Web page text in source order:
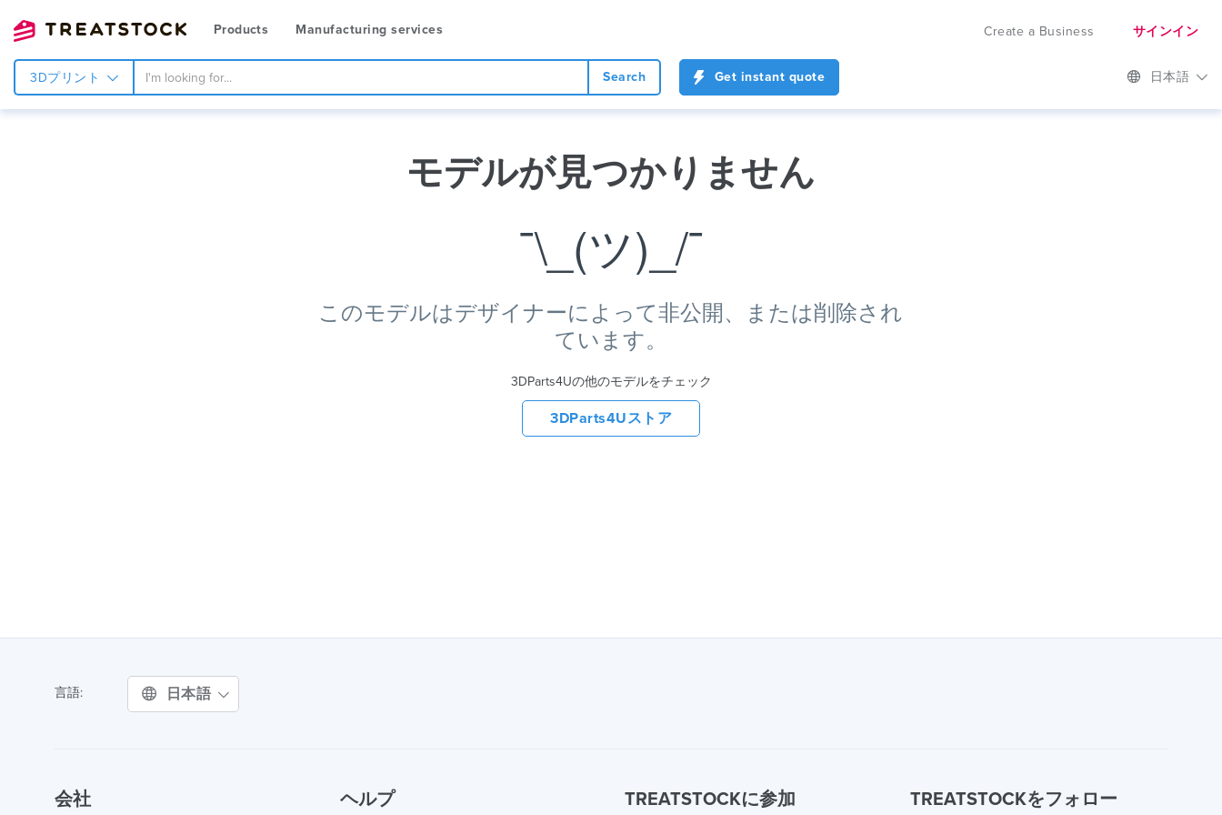
Products Manufacturing services Create a Business サインイン
3Dプリント Search Get instant quote 日本語
モデルが見つかりません
¯\_(ツ)_/¯
このモデルはデザイナーによって非公開、または削除され
ています。
3DParts4Uの他のモデルをチェック
3DParts4Uストア
言語: 日本語
会社 ヘルプ TREATSTOCKに参加 TREATSTOCKをフォロー